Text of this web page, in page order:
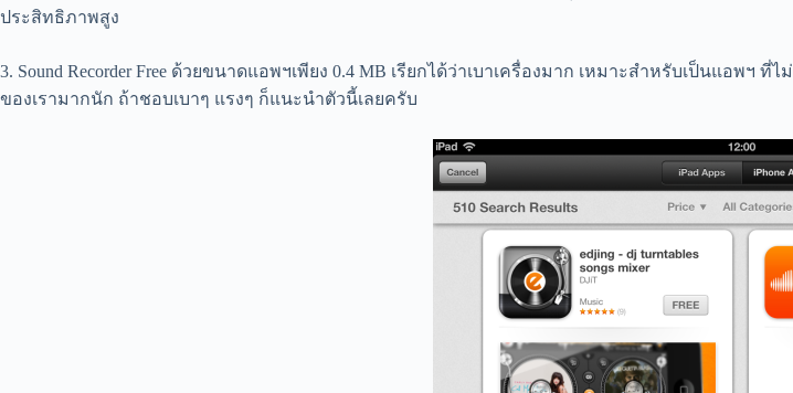
ประสิทธิภาพสูง
3. Sound Recorder Free ด้วยขนาดแอพฯเพียง 0.4 MB เรียกได้ว่าเบาเครื่องมาก เหมาะสำหรับเป็นแอพ
ของเรามากนัก ถ้าชอบเบาๆ แรงๆ ก็แนะนำตัวนี้เลยครับ